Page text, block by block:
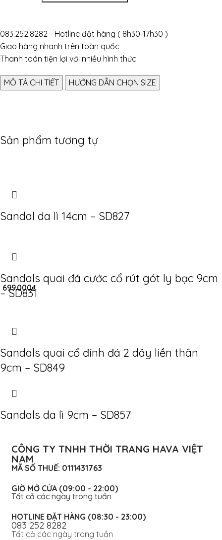
083.252.8282 - Hotline đặt hàng ( 8h30-17h30 )
Giao hàng nhanh trên toàn quốc
Thanh toán tiện lợi với nhiều hình thức
MÔ TẢ CHI TIẾT HƯỚNG DẪN CHỌN SIZE
Sản phẩm tương tự
Sandal da lì 14cm – SD827
Sandals quai đá cước cổ rút gót ly bạc 9cm
– SD831
699.000₫
Sandals quai cổ đính đá 2 dây liền thân
9cm – SD849
Sandals da lì 9cm – SD857
CÔNG TY TNHH THỜI TRANG HAVA VIỆT
NAM
MÃ SỐ THUẾ: 0111431763
GIỜ MỞ CỬA (09:00 - 22:00)
Tất cả các ngày trong tuần
HOTLINE ĐẶT HÀNG (08:30 - 23:00)
083 252 8282
Tất cả các ngày trong tuần